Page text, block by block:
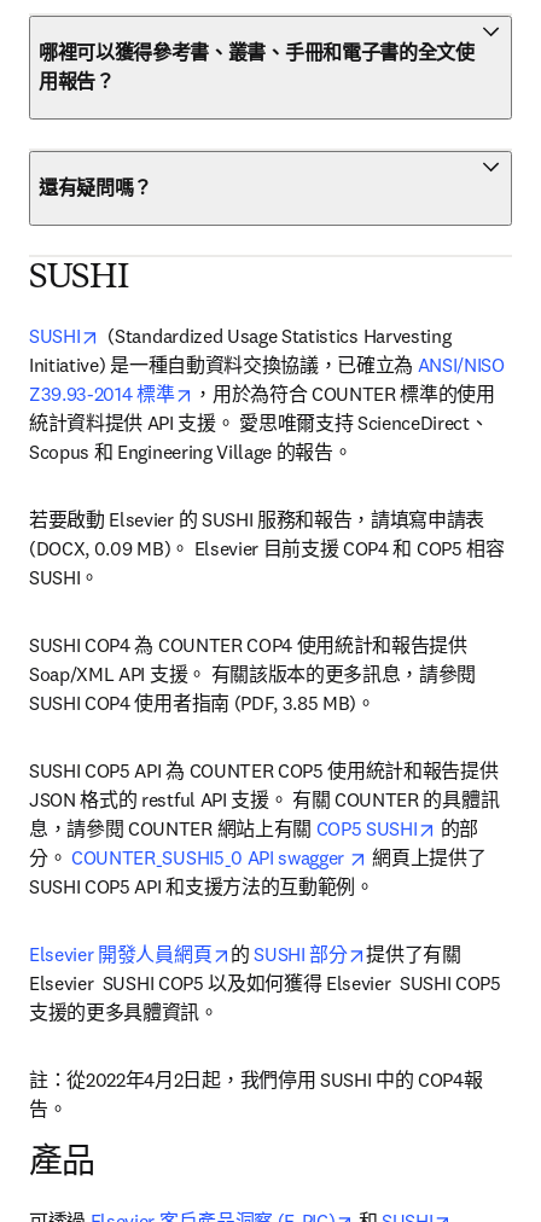
哪裡可以獲得參考書、叢書、手冊和電子書的全文使
用報告？
還有疑問嗎？
SUSHI
SUSHI opens in new tab/window
(Standardized Usage Statistics Harvesting
Initiative) 是一種自動資料交換協議，已確立為 ANSI/NISO
Z39.93-2014 標準
opens in new tab/window
，用於為符合 COUNTER 標準的使用
統計資料提供 API 支援。 愛思唯爾支持 ScienceDirect、
Scopus 和 Engineering Village 的報告。
若要啟動 Elsevier 的 SUSHI 服務和報告，請填寫申請表
(DOCX, 0.09 MB)。 Elsevier 目前支援 COP4 和 COP5 相容
SUSHI。
SUSHI COP4 為 COUNTER COP4 使用統計和報告提供
Soap/XML API 支援。 有關該版本的更多訊息，請參閱
SUSHI COP4 使用者指南 (PDF, 3.85 MB)。
SUSHI COP5 API 為 COUNTER COP5 使用統計和報告提供
JSON 格式的 restful API 支援。 有關 COUNTER 的具體訊
息，請參閱 COUNTER 網站上有關 COP5 SUSHI opens in
的部
分。 COUNTER_SUSHI5_0 API swagger opens in new tab/
網頁上提供了
SUSHI COP5 API 和支援方法的互動範例。
Elsevier 開發人員網頁 opens in new tab/window
的 SUSHI 部分 opens in new tab/
提供了有關
Elsevier  SUSHI COP5 以及如何獲得 Elsevier  SUSHI COP5
支援的更多具體資訊。
註：從2022年4月2日起，我們停用 SUSHI 中的 COP4報
告。
產品